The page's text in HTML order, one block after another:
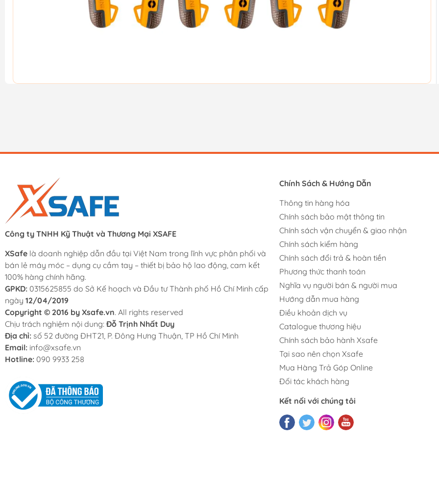
Công ty TNHH Kỹ Thuật và Thương Mại XSAFE
XSafe là doanh nghiệp dẫn đầu tại Việt Nam trong lĩnh vực phân phối và
bán lẻ máy móc – dụng cụ cầm tay – thiết bị bảo hộ lao động, cam kết
100% hàng chính hãng.
GPKD: 0315625855 do Sở Kế hoạch và Đầu tư Thành phố Hồ Chí Minh cấp
ngày 12/04/2019
Copyright © 2016 by Xsafe.vn. All rights reserved
Chịu trách nghiệm nội dung: Đỗ Trịnh Nhất Duy
Địa chỉ: số 52 đường ĐHT21, P. Đông Hưng Thuận, TP Hồ Chí Minh
Email: info@xsafe.vn
Hotline: 090 9933 258
Chính Sách & Hướng Dẫn
Thông tin hàng hóa
Chính sách bảo mật thông tin
Chính sách vận chuyển & giao nhận
Chính sách kiểm hàng
Chính sách đổi trả & hoàn tiền
Phương thức thanh toán
Nghĩa vụ người bán & người mua
Hướng dẫn mua hàng
Điều khoản dịch vụ
Catalogue thương hiệu
Chính sách bảo hành Xsafe
Tại sao nên chọn Xsafe
Mua Hàng Trả Góp Online
Đối tác khách hàng
Kết nối với chúng tôi